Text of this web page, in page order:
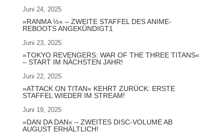
Juni 24, 2025
»RANMA ½« – ZWEITE STAFFEL DES ANIME-
REBOOTS ANGEKÜNDIGT1
Juni 23, 2025
»TOKYO REVENGERS: WAR OF THE THREE TITANS«
– START IM NÄCHSTEN JAHR!
Juni 22, 2025
»ATTACK ON TITAN« KEHRT ZURÜCK: ERSTE
STAFFEL WIEDER IM STREAM!
Juni 19, 2025
»DAN DA DAN« – ZWEITES DISC-VOLUME AB
AUGUST ERHÄLTLICH!